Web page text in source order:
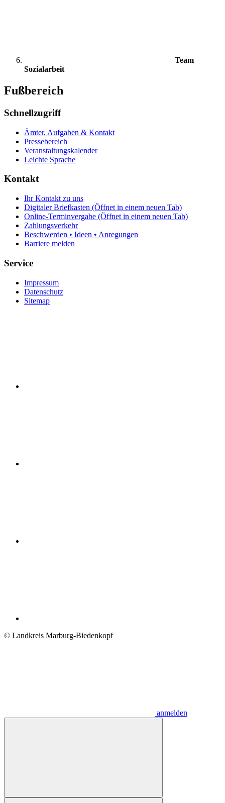
Team
Sozialarbeit
Fußbereich
Schnellzugriff
Ämter, Aufgaben & Kontakt
Pressebereich
Veranstaltungskalender
Leichte Sprache
Kontakt
Ihr Kontakt zu uns
Digitaler Briefkasten (Öffnet in einem neuen Tab)
Online-Terminvergabe (Öffnet in einem neuen Tab)
Zahlungsverkehr
Beschwerden • Ideen • Anregungen
Barriere melden
Service
Impressum
Datenschutz
Sitemap
© Landkreis Marburg-Biedenkopf
anmelden